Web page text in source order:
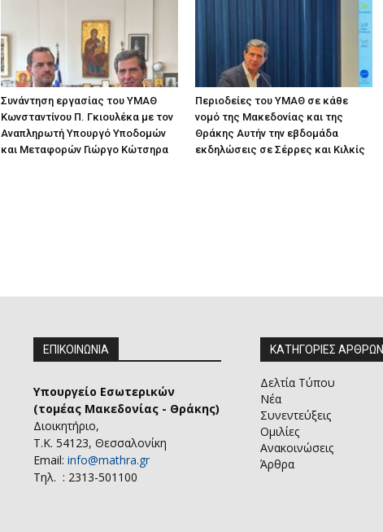
Συνάντηση εργασίας του ΥΜΑΘ
Κωνσταντίνου Π. Γκιουλέκα με τον
Αναπληρωτή Υπουργό Υποδομών
και Μεταφορών Γιώργο Κώτσηρα
Περιοδείες του ΥΜΑΘ σε κάθε
νομό της Μακεδονίας και της
Θράκης Αυτήν την εβδομάδα
εκδηλώσεις σε Σέρρες και Κιλκίς
ΕΠΙΚΟΙΝΩΝΙΑ
Υπουργείο Εσωτερικών
(τομέας Μακεδονίας - Θράκης)
Διοικητήριο,
Τ.Κ. 54123, Θεσσαλονίκη
Email: info@mathra.gr
Τηλ. : 2313-501100
ΚΑΤΗΓΟΡΙΕΣ ΑΡΘΡΩΝ
Δελτία Τύπου
Νέα
Συνεντεύξεις
Ομιλίες
Ανακοινώσεις
Άρθρα